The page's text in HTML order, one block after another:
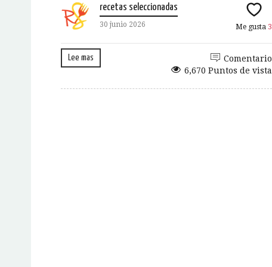
recetas seleccionadas
30 junio 2026 Me gusta 3
Lee mas
Comentario
6,670 Puntos de vista